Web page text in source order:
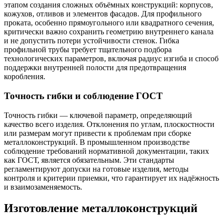
этапом создания сложных объёмных конструкций: корпусов,
кожухов, отливов и элементов фасадов. Для профильного
проката, особенно прямоугольного или квадратного сечения,
критически важно сохранить геометрию внутреннего канала
и не допустить потери устойчивости стенок. Гибка
профильной трубы требует тщательного подбора
технологических параметров, включая радиус изгиба и способ
поддержки внутренней полости для предотвращения
коробления.
Точность гибки и соблюдение ГОСТ
Точность гибки — ключевой параметр, определяющий
качество всего изделия. Отклонения по углам, плоскостности
или размерам могут привести к проблемам при сборке
металлоконструкций. В промышленном производстве
соблюдение требований нормативной документации, таких
как ГОСТ, является обязательным. Эти стандарты
регламентируют допуски на готовые изделия, методы
контроля и критерии приемки, что гарантирует их надёжность
и взаимозаменяемость.
Изготовление металлоконструкций